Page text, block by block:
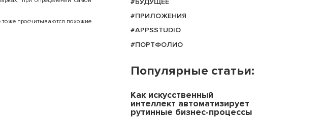
тоже просчитываются похожие
#БУДУЩЕЕ
#ПРИЛОЖЕНИЯ
#APPSSTUDIO
#ПОРТФОЛИО
Популярные статьи:
Как искусственный
интеллект автоматизирует
рутинные бизнес-процессы